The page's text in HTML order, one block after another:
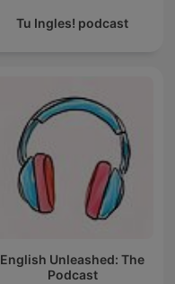
Tu Ingles! podcast
English Unleashed: The
Podcast